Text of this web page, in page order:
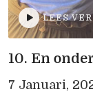
LEES
10. En
7 Januari,